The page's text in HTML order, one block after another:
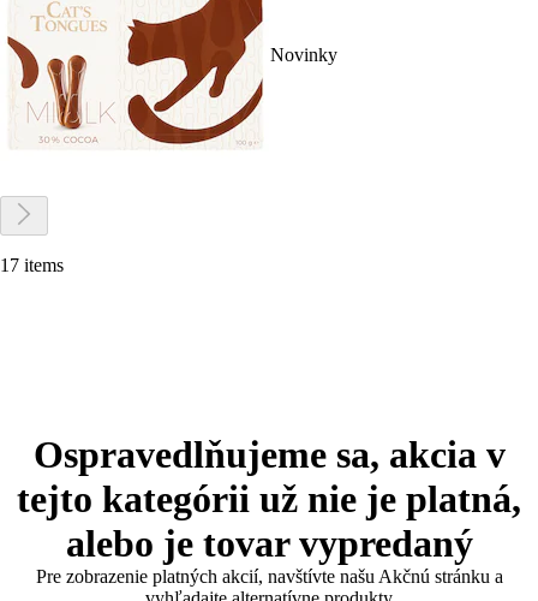
Novinky
17 items
Ospravedlňujeme sa, akcia v
tejto kategórii už nie je platná,
alebo je tovar vypredaný
Pre zobrazenie platných akcií, navštívte našu Akčnú stránku a